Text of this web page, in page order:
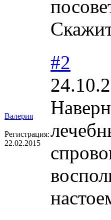
Валерия
Регистрация:
22.02.2015
#2